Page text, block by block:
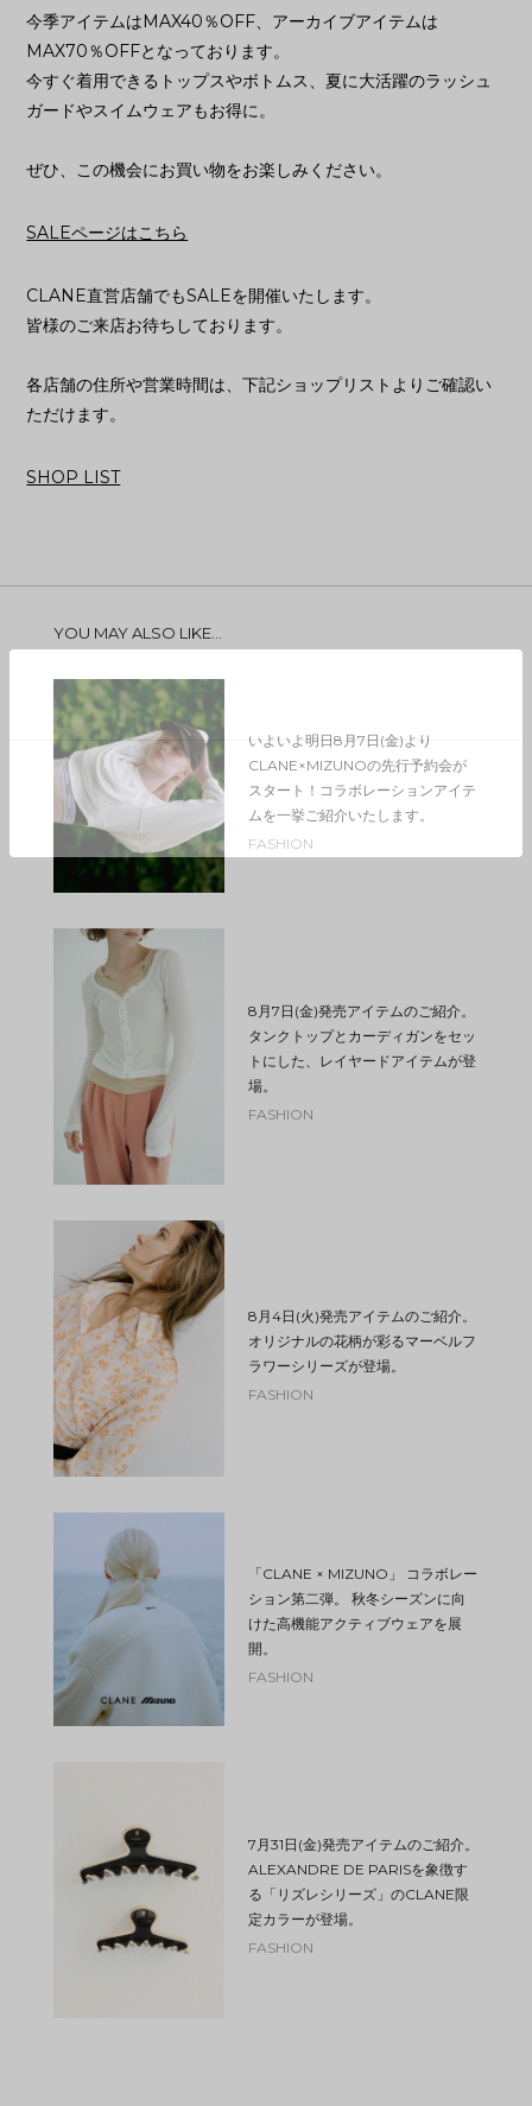
今季アイテムはMAX40％OFF、アーカイブアイテムは
MAX70％OFFとなっております。
今すぐ着用できるトップスやボトムス、夏に大活躍のラッシュ
ガードやスイムウェアもお得に。
ぜひ、この機会にお買い物をお楽しみください。
SALEページはこちら
CLANE直営店舗でもSALEを開催いたします。
皆様のご来店お待ちしております。
各店舗の住所や営業時間は、下記ショップリストよりご確認い
ただけます。
SHOP LIST
YOU MAY ALSO LIKE...
いよいよ明日8月7日(金)より
CLANE×MIZUNOの先行予約会が
スタート！コラボレーションアイテ
ムを一挙ご紹介いたします。
FASHION
8月7日(金)発売アイテムのご紹介。
タンクトップとカーディガンをセッ
トにした、レイヤードアイテムが登
場。
FASHION
8月4日(火)発売アイテムのご紹介。
オリジナルの花柄が彩るマーベルフ
ラワーシリーズが登場。
FASHION
「CLANE × MIZUNO」 コラボレー
ション第二弾。 秋冬シーズンに向
けた高機能アクティブウェアを展
開。
FASHION
7月31日(金)発売アイテムのご紹介。
ALEXANDRE DE PARISを象徴す
る「リズレシリーズ」のCLANE限
定カラーが登場。
FASHION